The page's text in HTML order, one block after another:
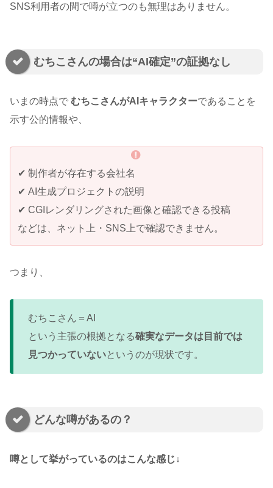
SNS利用者の間で噂が立つのも無理はありません。
むちこさんの場合は“AI確定”の証拠なし
いまの時点で むちこさんがAIキャラクターであることを
示す公的情報や、
✔ 制作者が存在する会社名
✔ AI生成プロジェクトの説明
✔ CGIレンダリングされた画像と確認できる投稿
などは、ネット上・SNS上で確認できません。
つまり、
むちこさん＝AI
という主張の根拠となる確実なデータは目前では
見つかっていないというのが現状です。
どんな噂があるの？
噂として挙がっているのはこんな感じ↓